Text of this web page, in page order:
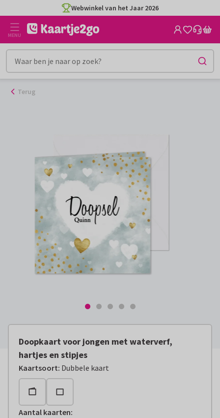
naar
inhoud
Webwinkel van het Jaar 2026
MENU
Terug
Doopkaart voor jongen met waterverf,
hartjes en stipjes
Kaartsoort: Dubbele kaart
Aantal kaarten: